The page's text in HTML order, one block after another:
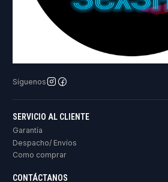
Síguenos
SERVICIO AL CLIENTE
Garantía
Despacho/ Envíos
Como comprar
CONTÁCTANOS